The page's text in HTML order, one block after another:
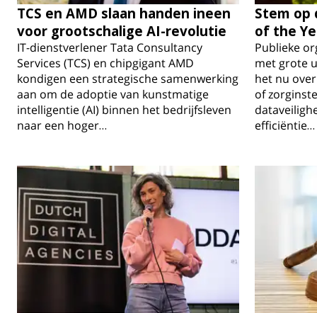
TCS en AMD slaan handen ineen
voor grootschalige AI-revolutie
IT-dienstverlener Tata Consultancy
Services (TCS) en chipgigant AMD
kondigen een strategische samenwerking
aan om de adoptie van kunstmatige
intelligentie (AI) binnen het bedrijfsleven
naar een hoger…
Stem op
of the
Publieke
met grote
het nu
of
efficiëntie…